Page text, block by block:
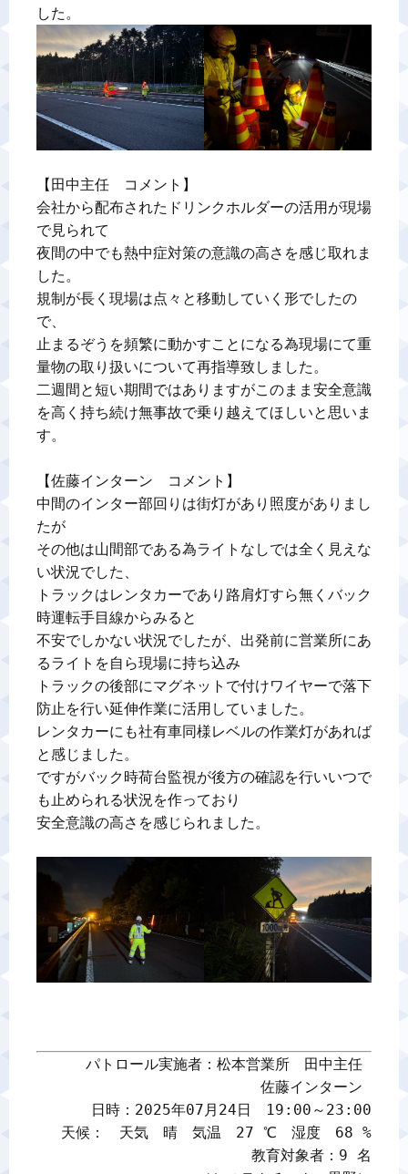
【田中主任　コメント】
会社から配布されたドリンクホルダーの活用が現場
で見られて
夜間の中でも熱中症対策の意識の高さを感じ取れま
した。
規制が長く現場は点々と移動していく形でしたの
で、
止まるぞうを頻繁に動かすことになる為現場にて重
量物の取り扱いについて再指導致しました。
二週間と短い期間ではありますがこのまま安全意識
を高く持ち続け無事故で乗り越えてほしいと思いま
す。
【佐藤インターン　コメント】
中間のインター部回りは街灯があり照度がありまし
たが
その他は山間部である為ライトなしでは全く見えな
い状況でした、
トラックはレンタカーであり路肩灯すら無くバック
時運転手目線からみると
不安でしかない状況でしたが、出発前に営業所にあ
るライトを自ら現場に持ち込み
トラックの後部にマグネットで付けワイヤーで落下
防止を行い延伸作業に活用していました。
レンタカーにも社有車同様レベルの作業灯があれば
と感じました。
ですがバック時荷台監視が後方の確認を行いいつで
も止められる状況を作っており
安全意識の高さを感じられました。
パトロール実施者：松本営業所　田中主任
佐藤インターン
日時：2025年07月24日　19:00～23:00
天候：　天気　晴　気温　27 ℃　湿度　68 %
教育対象者：9 名